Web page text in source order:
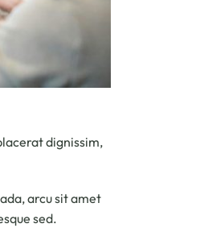
dignissim,
arcu sit amet
sed.